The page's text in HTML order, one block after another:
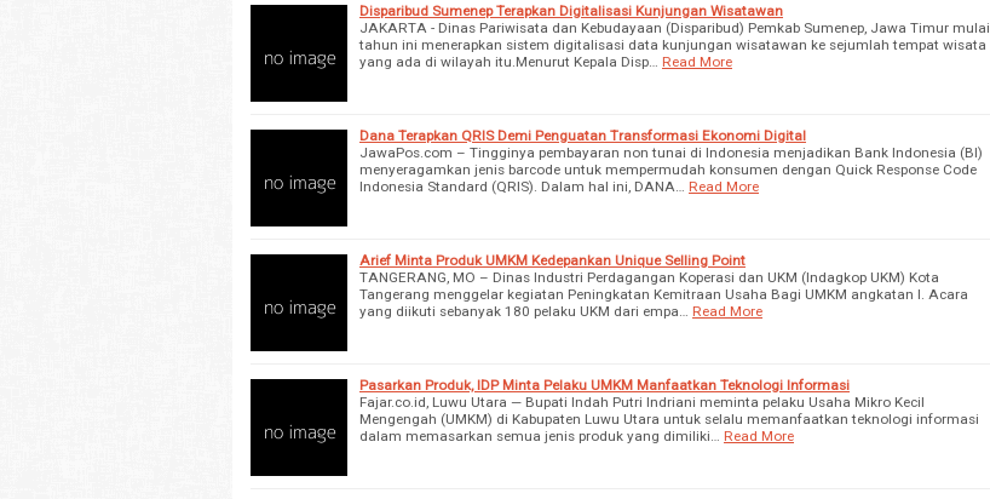
Disparibud Sumenep Terapkan Digitalisasi Kunjungan Wisatawan
JAKARTA - Dinas Pariwisata dan Kebudayaan (Disparibud) Pemkab Sumenep, Jawa Timur mulai
tahun ini menerapkan sistem digitalisasi data kunjungan wisatawan ke sejumlah tempat wisata
yang ada di wilayah itu.Menurut Kepala Disp…
Read More
Dana Terapkan QRIS Demi Penguatan Transformasi Ekonomi Digital
JawaPos.com – Tingginya pembayaran non tunai di Indonesia menjadikan Bank Indonesia (BI)
menyeragamkan jenis barcode untuk mempermudah konsumen dengan Quick Response Code
Indonesia Standard (QRIS). Dalam hal ini, DANA…
Read More
Arief Minta Produk UMKM Kedepankan Unique Selling Point
TANGERANG, MO – Dinas Industri Perdagangan Koperasi dan UKM (Indagkop UKM) Kota
Tangerang menggelar kegiatan Peningkatan Kemitraan Usaha Bagi UMKM angkatan I. Acara
yang diikuti sebanyak 180 pelaku UKM dari empa…
Read More
Pasarkan Produk, IDP Minta Pelaku UMKM Manfaatkan Teknologi Informasi
Fajar.co.id, Luwu Utara — Bupati Indah Putri Indriani meminta pelaku Usaha Mikro Kecil
Mengengah (UMKM) di Kabupaten Luwu Utara untuk selalu memanfaatkan teknologi informasi
dalam memasarkan semua jenis produk yang dimiliki…
Read More